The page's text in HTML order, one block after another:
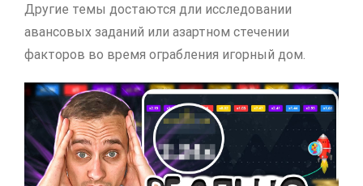
Другие темы достаются дли исследовании
авансовых заданий или азартном стечении
факторов во время ограбления игорный дом.